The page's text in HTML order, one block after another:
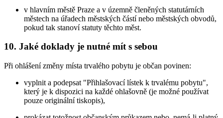
v hlavním městě Praze a v územně členěných statutárních
městech na úřadech městských částí nebo městských obvodů,
pokud tak stanoví statuty těchto měst.
10. Jaké doklady je nutné mít s sebou
Při ohlášení změny místa trvalého pobytu je občan povinen:
vyplnit a podepsat "Přihlašovací lístek k trvalému pobytu",
který je k dispozici na každé ohlašovně (je možné používat
pouze originální tiskopis),